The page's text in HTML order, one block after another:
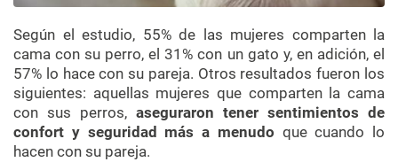
Según el estudio, 55% de las mujeres comparten la
cama con su perro, el 31% con un gato y, en adición, el
57% lo hace con su pareja. Otros resultados fueron los
siguientes: aquellas mujeres que comparten la cama
con sus perros, aseguraron tener sentimientos de
confort y seguridad más a menudo que cuando lo
hacen con su pareja.